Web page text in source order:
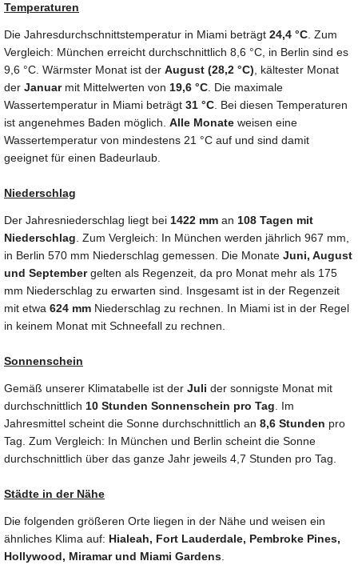
Temperaturen
Die Jahresdurchschnittstemperatur in Miami beträgt 24,4 °C. Zum
Vergleich: München erreicht durchschnittlich 8,6 °C, in Berlin sind es
9,6 °C. Wärmster Monat ist der August (28,2 °C), kältester Monat
der Januarmit Mittelwerten von 19,6 °C. Die maximale
Wassertemperatur in Miami beträgt 31 °C. Bei diesen Temperaturen
ist angenehmes Baden möglich. Alle Monate weisen eine
Wassertemperatur von mindestens 21 °C auf und sind damit
geeignet für einen Badeurlaub.
Niederschlag
Der Jahresniederschlag liegt bei 1422 mm an 108 Tagen mit
Niederschlag. Zum Vergleich: In München werden jährlich 967 mm,
in Berlin 570 mm Niederschlag gemessen. Die Monate Juni, August
und Septembergelten als Regenzeit, da pro Monat mehr als 175
mm Niederschlag zu erwarten sind. Insgesamt ist in der Regenzeit
mit etwa 624 mm Niederschlag zu rechnen. In Miami ist in der Regel
in keinem Monat mit Schneefall zu rechnen.
Sonnenschein
Gemäß unserer Klimatabelle ist der Juli der sonnigste Monat mit
durchschnittlich 10 Stunden Sonnenschein pro Tag. Im
Jahresmittel scheint die Sonne durchschnittlich an 8,6 Stunden pro
Tag. Zum Vergleich: In München und Berlin scheint die Sonne
durchschnittlich über das ganze Jahr jeweils 4,7 Stunden pro Tag.
Städte in der Nähe
Die folgenden größeren Orte liegen in der Nähe und weisen ein
ähnliches Klima auf: Hialeah, Fort Lauderdale, Pembroke Pines,
Hollywood, Miramar und Miami Gardens.